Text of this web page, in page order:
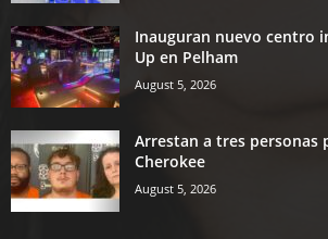
Inauguran nuevo centro
Up en Pelham
August 5, 2026
Arrestan a tres personas
Cherokee
August 5, 2026